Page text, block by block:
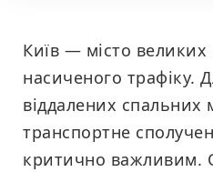
Київ — місто великих
насиченого трафіку.
віддалених спальних
транспортне
критично важливим.